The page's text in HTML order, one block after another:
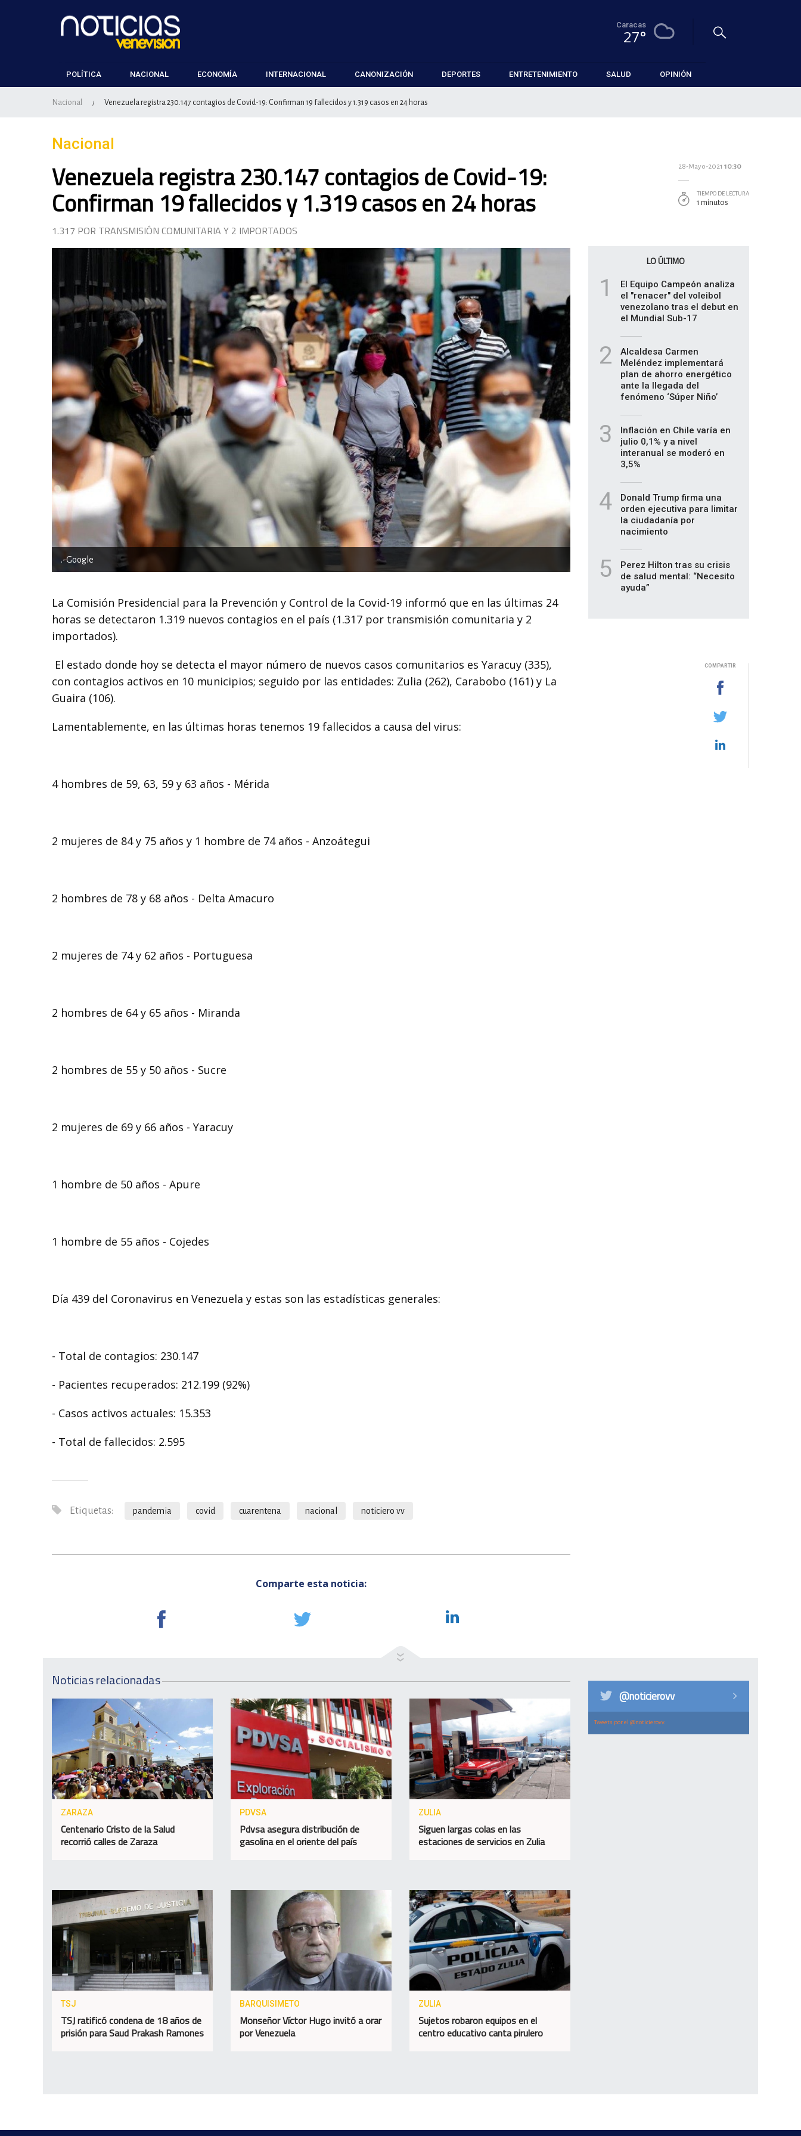
Caracas
27°
POLÍTICA NACIONAL ECONOMÍA INTERNACIONAL CANONIZACIÓN DEPORTES ENTRETENIMIENTO SALUD OPINIÓN
Nacional / Venezuela registra 230.147 contagios de Covid-19: Confirman 19 fallecidos y 1.319 casos en 24 horas
Nacional
Venezuela registra 230.147 contagios de Covid-19:
Confirman 19 fallecidos y 1.319 casos en 24 horas
1.317 POR TRANSMISIÓN COMUNITARIA Y 2 IMPORTADOS
.-Google
La Comisión Presidencial para la Prevención y Control de la Covid-19 informó que en las últimas 24
horas se detectaron 1.319 nuevos contagios en el país (1.317 por transmisión comunitaria y 2
importados).
El estado donde hoy se detecta el mayor número de nuevos casos comunitarios es Yaracuy (335),
con contagios activos en 10 municipios; seguido por las entidades: Zulia (262), Carabobo (161) y La
Guaira (106).
Lamentablemente, en las últimas horas tenemos 19 fallecidos a causa del virus:
4 hombres de 59, 63, 59 y 63 años - Mérida
2 mujeres de 84 y 75 años y 1 hombre de 74 años - Anzoátegui
2 hombres de 78 y 68 años - Delta Amacuro
2 mujeres de 74 y 62 años - Portuguesa
2 hombres de 64 y 65 años - Miranda
2 hombres de 55 y 50 años - Sucre
2 mujeres de 69 y 66 años - Yaracuy
1 hombre de 50 años - Apure
1 hombre de 55 años - Cojedes
Día 439 del Coronavirus en Venezuela y estas son las estadísticas generales:
- Total de contagios: 230.147
- Pacientes recuperados: 212.199 (92%)
- Casos activos actuales: 15.353
- Total de fallecidos: 2.595
Etiquetas: pandemia covid cuarentena nacional noticiero vv
Comparte esta noticia:
28-Mayo-2021 10:30
TIEMPO DE LECTURA
1 minutos
LO ÚLTIMO
1
El Equipo Campeón analiza
el "renacer" del voleibol
venezolano tras el debut en
el Mundial Sub-17
2
Alcaldesa Carmen
Meléndez implementará
plan de ahorro energético
ante la llegada del
fenómeno ‘Súper Niño’
3
Inflación en Chile varía en
julio 0,1% y a nivel
interanual se moderó en
3,5%
4
Donald Trump firma una
orden ejecutiva para limitar
la ciudadanía por
nacimiento
5
Perez Hilton tras su crisis
de salud mental: “Necesito
ayuda”
COMPARTIR
Noticias relacionadas
ZARAZA
Centenario Cristo de la Salud
recorrió calles de Zaraza
PDVSA
Pdvsa asegura distribución de
gasolina en el oriente del país
ZULIA
Siguen largas colas en las
estaciones de servicios en Zulia
TSJ
TSJ ratificó condena de 18 años de
prisión para Saud Prakash Ramones
BARQUISIMETO
Monseñor Víctor Hugo invitó a orar
por Venezuela
ZULIA
Sujetos robaron equipos en el
centro educativo canta pirulero
@noticierovv
Tweets por el @noticierovv.